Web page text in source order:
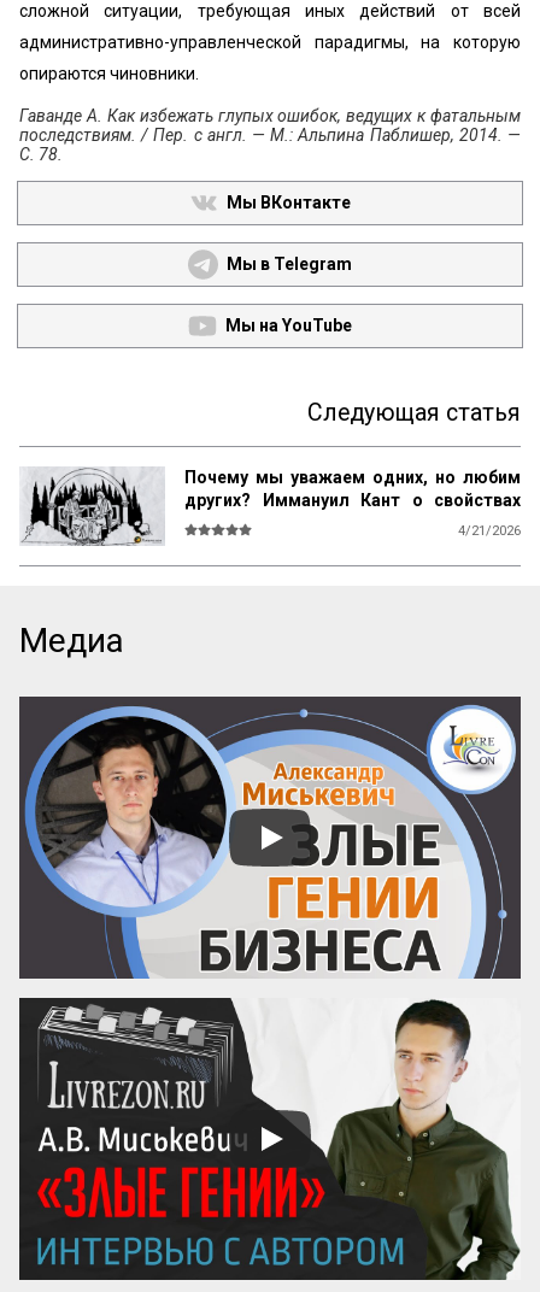
сложной ситуации, требующая иных действий от всей
административно-управленческой парадигмы, на которую
опираются чиновники.
Гаванде А. Как избежать глупых ошибок, ведущих к фатальным
последствиям. / Пер. с англ. — М.: Альпина Паблишер, 2014. —
С. 78.
Мы ВКонтакте
Мы в Telegram
Мы на YouTube
Следующая статья
Почему мы уважаем одних, но любим
других? Иммануил Кант о свойствах
возвышенного и прекрасного
4/21/2026
добродетель бургомистра. Правдивость
и честность просты и благородны, шутка
и угодливая лесть тонки и красивы.
Учтивость украшение добродетели.
Бескорыстное служебное рвение
благородно, утонченность и вежливость
прекрасны. Возвышенные свойства
внушают уважение, прекрасные любовь.
Люди, чувство которых обращено
преимущественно на прекрасное, ищут
себе честных, вер...
Медиа